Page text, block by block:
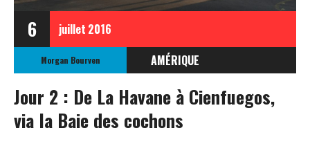
6 juillet 2016
Morgan Bourven
AMÉRIQUE
Jour 2 : De La Havane à Cienfuegos,
via la Baie des cochons